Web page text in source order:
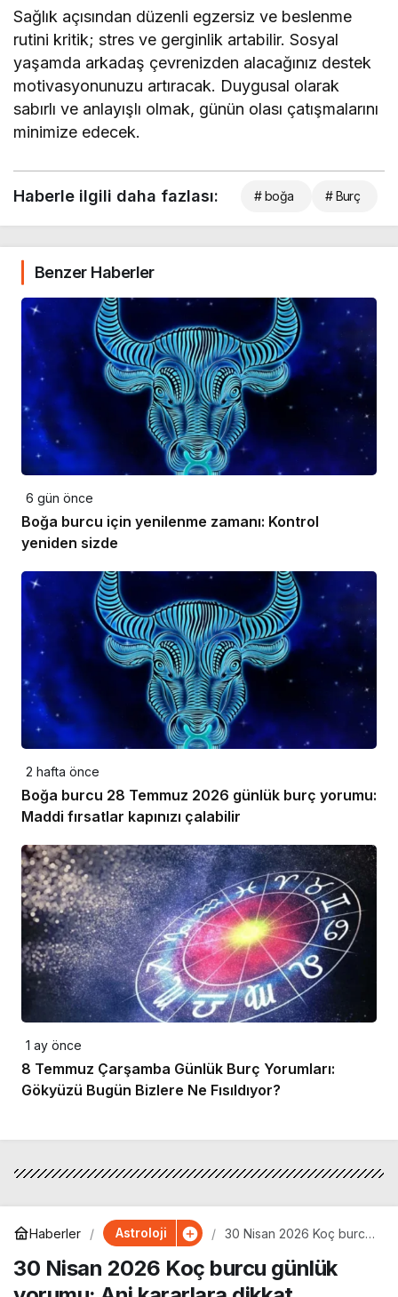
Sağlık açısından düzenli egzersiz ve beslenme
rutini kritik; stres ve gerginlik artabilir. Sosyal
yaşamda arkadaş çevrenizden alacağınız destek
motivasyonunuzu artıracak. Duygusal olarak
sabırlı ve anlayışlı olmak, günün olası çatışmalarını
minimize edecek.
Haberle ilgili daha fazlası: # boğa # Burç
Benzer Haberler
6 gün önce
Boğa burcu için yenilenme zamanı: Kontrol
yeniden sizde
2 hafta önce
Boğa burcu 28 Temmuz 2026 günlük burç yorumu:
Maddi fırsatlar kapınızı çalabilir
1 ay önce
8 Temmuz Çarşamba Günlük Burç Yorumları:
Gökyüzü Bugün Bizlere Ne Fısıldıyor?
Haberler Astroloji
30 Nisan 2026 Koç burcu
kararlara dikkat
30 Nisan 2026 Koç burcu günlük